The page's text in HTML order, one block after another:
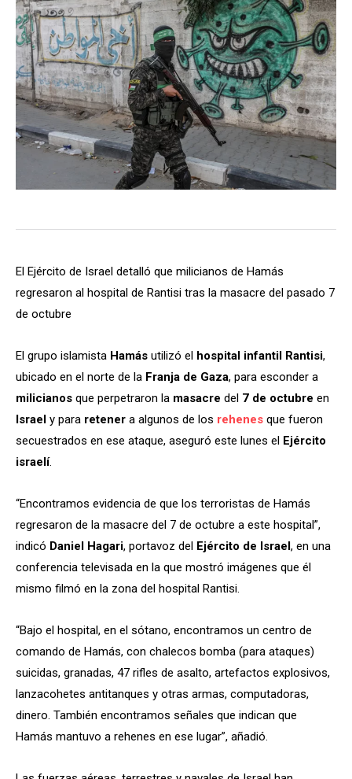
El Ejército de Israel detalló que milicianos de Hamás
regresaron al hospital de Rantisi tras la masacre del pasado 7
de octubre
El grupo islamista Hamás utilizó el hospital infantil Rantisi,
ubicado en el norte de la Franja de Gaza, para esconder a
milicianos que perpetraron la masacre del 7 de octubre en
Israel y para retener a algunos de los rehenes que fueron
secuestrados en ese ataque, aseguró este lunes el Ejército
israelí.
“Encontramos evidencia de que los terroristas de Hamás
regresaron de la masacre del 7 de octubre a este hospital”,
indicó Daniel Hagari, portavoz del Ejército de Israel, en una
conferencia televisada en la que mostró imágenes que él
mismo filmó en la zona del hospital Rantisi.
“Bajo el hospital, en el sótano, encontramos un centro de
comando de Hamás, con chalecos bomba (para ataques)
suicidas, granadas, 47 rifles de asalto, artefactos explosivos,
lanzacohetes antitanques y otras armas, computadoras,
dinero. También encontramos señales que indican que
Hamás mantuvo a rehenes en ese lugar”, añadió.